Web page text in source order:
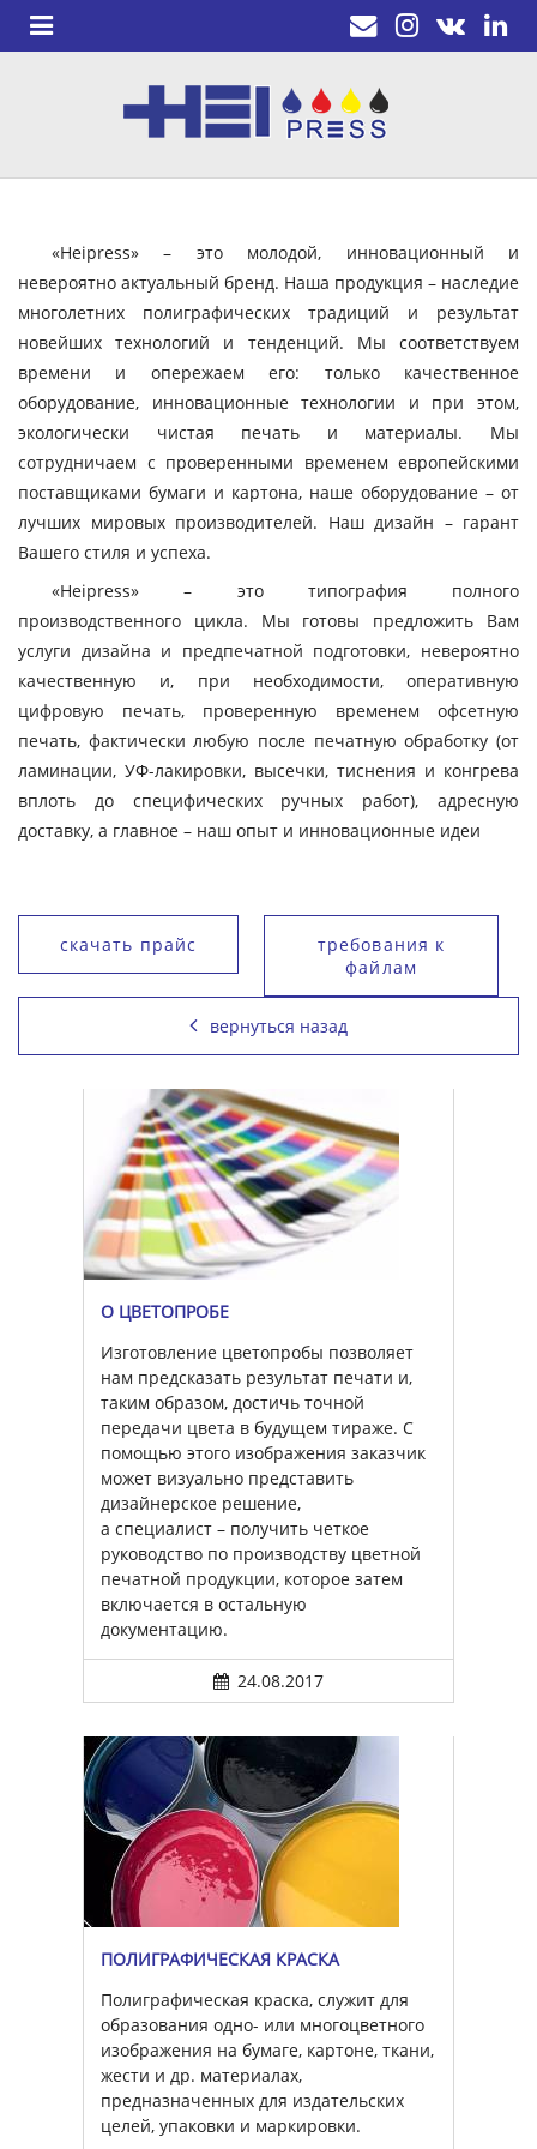
«Heipress» – это молодой, инновационный и
невероятно актуальный бренд. Наша продукция – наследие
многолетних полиграфических традиций и результат
новейших технологий и тенденций. Мы соответствуем
времени и опережаем его: только качественное
оборудование, инновационные технологии и при этом,
экологически чистая печать и материалы. Мы
сотрудничаем с проверенными временем европейскими
поставщиками бумаги и картона, наше оборудование – от
лучших мировых производителей. Наш дизайн – гарант
Вашего стиля и успеха.
«Heipress» – это типография полного
производственного цикла. Мы готовы предложить Вам
услуги дизайна и предпечатной подготовки, невероятно
качественную и, при необходимости, оперативную
цифровую печать, проверенную временем офсетную
печать, фактически любую после печатную обработку (от
ламинации, УФ-лакировки, высечки, тиснения и конгрева
вплоть до специфических ручных работ), адресную
доставку, а главное – наш опыт и инновационные идеи
скачать прайс
требования к
файлам
вернуться назад
О ЦВЕТОПРОБЕ
Изготовление цветопробы позволяет
нам предсказать результат печати и,
таким образом, достичь точной
передачи цвета в будущем тираже. С
помощью этого изображения заказчик
может визуально представить
дизайнерское решение,
а специалист – получить четкое
руководство по производству цветной
печатной продукции, которое затем
включается в остальную
документацию.
24.08.2017
ПОЛИГРАФИЧЕСКАЯ КРАСКА
Полиграфическая краска, служит для
образования одно- или многоцветного
изображения на бумаге, картоне, ткани,
жести и др. материалах,
предназначенных для издательских
целей, упаковки и маркировки.